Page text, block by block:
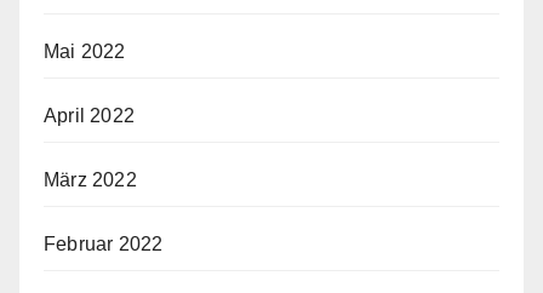
Mai 2022
April 2022
März 2022
Februar 2022